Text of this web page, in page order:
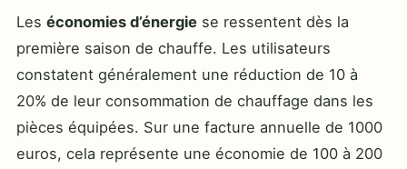
Les économies d’énergie se ressentent dès la
première saison de chauffe. Les utilisateurs
constatent généralement une réduction de 10 à
20% de leur consommation de chauffage dans les
pièces équipées. Sur une facture annuelle de 1000
euros, cela représente une économie de 100 à 200